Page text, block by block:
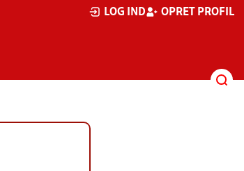
LOG IND OPRET PROFIL